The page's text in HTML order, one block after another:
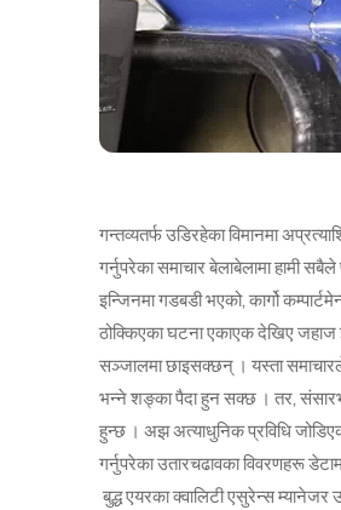
गन्तव्यतर्फ उडिरहेका विमानमा
गर्नुपरेका समाचार बेलाबेलामा हामी
इन्जिनमा गडबडी भएको, कार्गो
ठोक्किएका घटना एकाएक देखिए जहाज
सञ्जालमा छाइसक्छन् । यस्ता समाचारले
भन्ने शङ्का पैदा हुन सक्छ । तर,
हुन्छ । अझ अत्याधुनिक प्रविधि
गर्नुपरेका उतारचढावका विवरणहरू
बुद्ध एयरका क्वालिटी एसुरेन्स